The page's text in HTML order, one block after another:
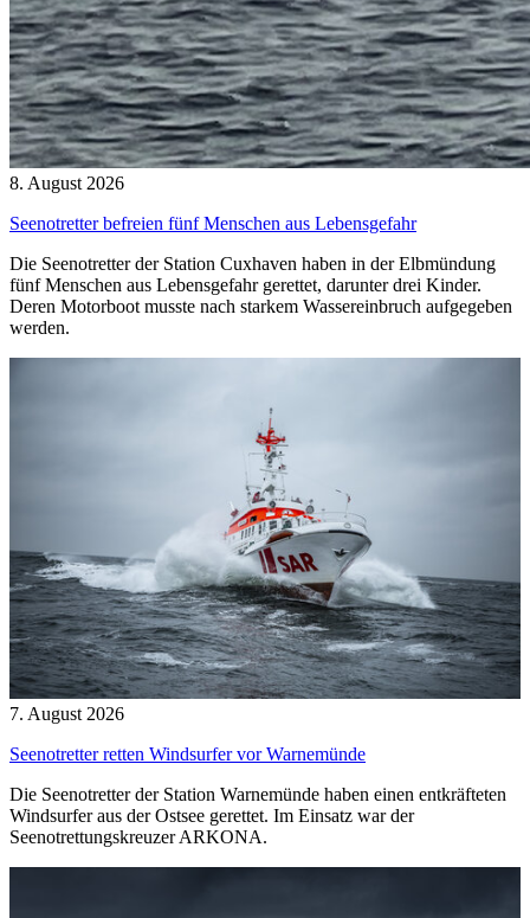
8. August 2026
Seenotretter befreien fünf Menschen aus Lebensgefahr
Die Seenotretter der Station Cuxhaven haben in der Elbmündung
fünf Menschen aus Lebensgefahr gerettet, darunter drei Kinder.
Deren Motorboot musste nach starkem Wassereinbruch aufgegeben
werden.
7. August 2026
Seenotretter retten Windsurfer vor Warnemünde
Die Seenotretter der Station Warnemünde haben einen entkräfteten
Windsurfer aus der Ostsee gerettet. Im Einsatz war der
Seenotrettungskreuzer ARKONA.